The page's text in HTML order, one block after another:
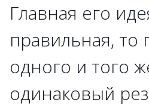
Главная его
правильная,
одного и того
одинаковый